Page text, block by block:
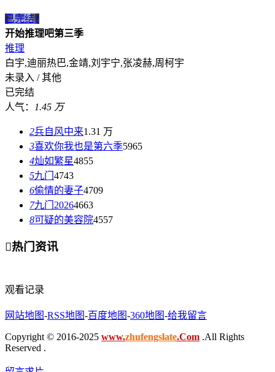
已完结1
开始推理吧第三季
推理
白宇,迪丽热巴,金靖,刘宇宁,张凌赫,周柯宇
未录入 / 其他
已完结
人气：
1.45 万
2兵自风中来1.31 万
3喜欢你我也是第六季5965
4灿如繁星4855
5九门 4743
6偷情的妻子4709
7九门20264663
8可疑的美容院4557
热门资讯
观看记录
网站地图-RSS地图-百度地图-360地图-给我留言
Copyright © 2016-2025 www.zhufengslate.Com .All Rights
Reserved .